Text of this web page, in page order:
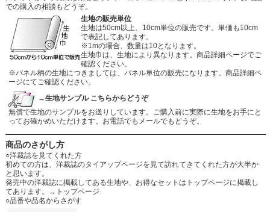
での購入の相談もどうぞ。
生地の販売単位
生地は50cm以上、10cm単位の販売です。単価も10cm
で表記してあります。
※1mの場合、数量は10となります。
生地巾は、生地により異なります。商品詳細ページでご
確認ください。
※パネル柄の生地につきましては、パネル単位の販売になります。商品詳細ペ
ージにてご確認ください。
→生地サンプル こちらからどうぞ
無償で生地のサンプルをお送りしています。ご購入前に実際に生地をお手にと
ってお確かめいただけます。お電話でもメールでもどうぞ。
商品のさがし方
○洋裁誌を見てくれた方
初めての方は、洋裁誌のタイアップページを見て訪れてきてくれた方が大半か
と思います。
発売中の洋裁誌に掲載してある生地や、お得なセットはトップページに掲載し
てあります。
→トップページ
○品番や品名からさがす